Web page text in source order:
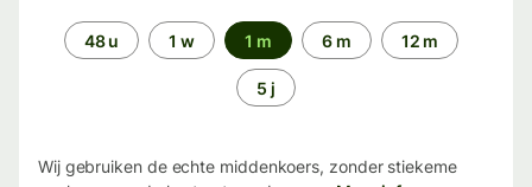
Periode48 u 1 w 1 m 6 m 12 m
5 j
Wij gebruiken de echte middenkoers, zonder stiekeme